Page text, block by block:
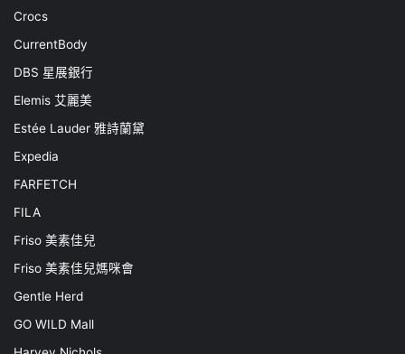
Crocs
CurrentBody
DBS 星展銀行
Elemis 艾麗美
Estée Lauder 雅詩蘭黛
Expedia
FARFETCH
FILA
Friso 美素佳兒
Friso 美素佳兒媽咪會
Gentle Herd
GO WILD Mall